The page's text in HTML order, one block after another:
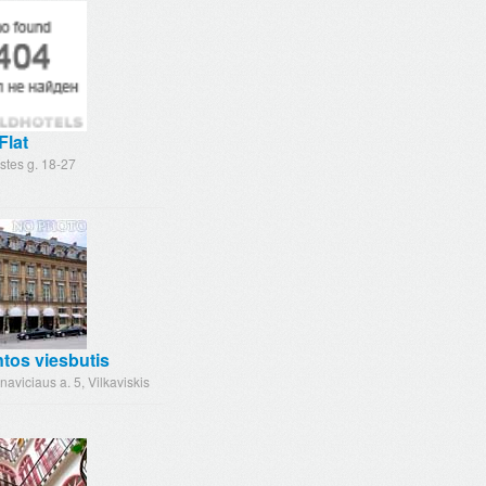
g. 18-27
viesbutis
a. 5, Vilkaviskis